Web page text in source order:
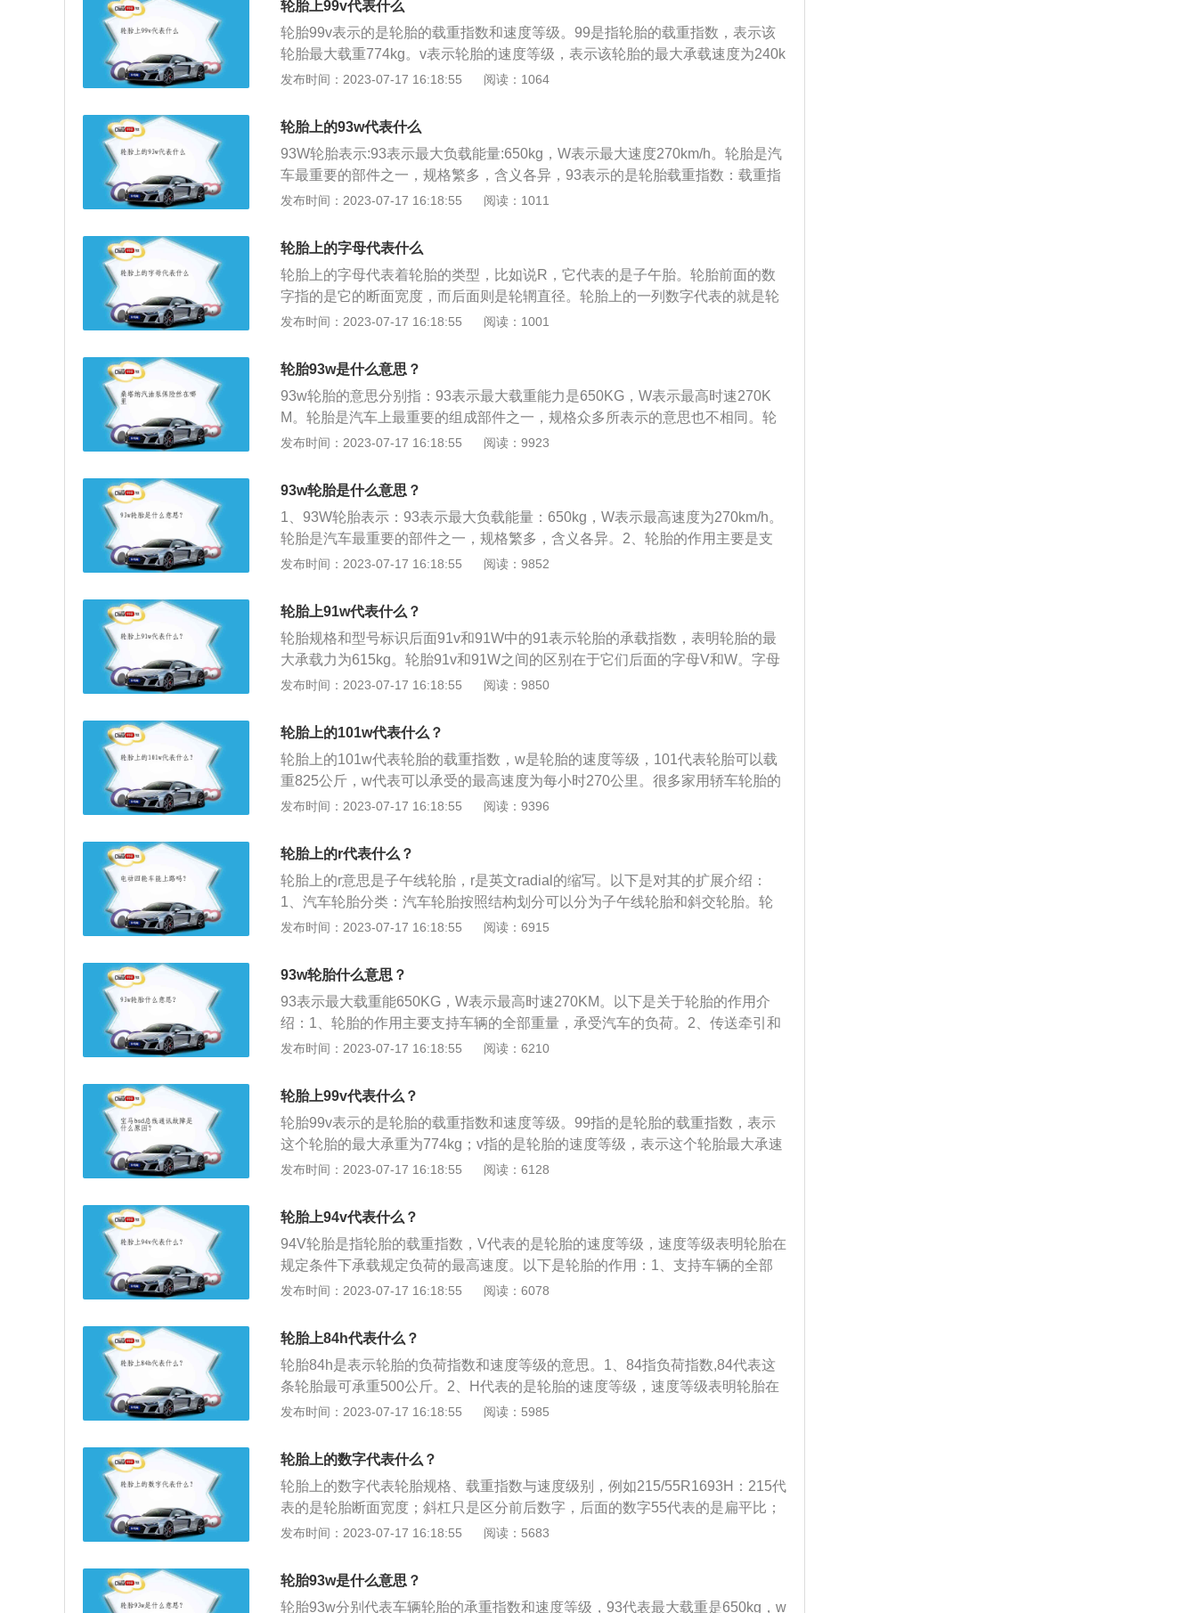
例如生产日期、轮胎规格型号、花纹类型、推荐胎压等。例如205/55r16，这组数
字代表轮胎宽度为205毫米，扁平比为55，可以装在16英寸的轮圈上。轮胎上的v
跟w有什么区别？在轮胎上标记的v和w是轮胎的认证速度级别，这是代表轮胎可
允许的最高车速。w代表的是最高速度为270KM\u002Fh，v代表的是最高速度为
00KM\u002Fh。
轮胎上99v代表什么
轮胎99v表示的是轮胎的载重指数和速度等级。99是指轮胎的载重指数，表示该
轮胎最大载重774kg。v表示轮胎的速度等级，表示该轮胎的最大承载速度为240k
m/h。轮胎上还有类似235/55r17的标识，分别代表着轮胎的宽度、胎壁的厚度、
胎断面的扁平比是百分之55，R代表着轮胎类型为子午线轮胎，17代表着适用于
17寸的轮毂。轮胎是在各种车辆或机械上装配的接地滚动的圆环形弹性橡胶制
品，安装在金属轮辋上能支撑车身，缓冲外界冲击，实现与路面的接触并保证车
辆的行驶性能。
发布时间：2023-07-17 16:18:55 阅读：1064
轮胎上的93w代表什么
93W轮胎表示:93表示最大负载能量:650kg，W表示最大速度270km/h。轮胎是汽
车最重要的部件之一，规格繁多，含义各异，93表示的是轮胎载重指数：载重指
数是一个对应于最大载重量的数字，表明轮胎在正常充气情况下能够承受的最大
扭力，保证车轮与路面的附着力；减轻和吸收汽车在行驶时的震动和冲击力，防
止汽车零部件受到剧烈震动和早期损坏，适应车辆的高速性能并降低行驶时的噪
音，保证行驶的安全性、操纵稳定性、舒适性和节能经济性。轮胎按车种分类大
概可分为6种，即：PC——轿车轮胎；LT——轻型载货汽车轮胎；TB——载货汽
车及大客车胎；AG——农用车轮胎；OTR——工程车轮胎；ID——工业用车轮
轮胎胎壁高度和轮胎断面宽度的比例；R是英文Radial的缩写，表示轮胎为辐射
层结构；15是轮辋的外径，单位是英寸。
发布时间：2023-07-17 16:18:55 阅读：1011
轮胎上的字母代表什么
轮胎上的字母代表着轮胎的类型，比如说R，它代表的是子午胎。轮胎前面的数
字指的是它的断面宽度，而后面则是轮辋直径。轮胎上的一列数字代表的就是轮
胎的速度等级了，看这个数字就可以清楚的知道车子被允许行驶的最快速度是多
子的载重指数，其中前一个数字就是车子的载重指数，后一位数则代表车子能够
承受的最大重量。也可以在轮胎的侧面看出汽车的轮胎负荷指数和气压，并以此
数据来控制胎压。每一个轮胎还有其单条轮胎的最大承重质量，以及冷却状态下
的最大压力值（轮胎充气时不能超过这个胎压极限）。以上就是有关轮胎上的字
母代表标识，所以在购买轮胎时也可以看看轮胎上的标识，有助于选购。
发布时间：2023-07-17 16:18:55 阅读：1001
轮胎93w是什么意思？
93w轮胎的意思分别指：93表示最大载重能力是650KG，W表示最高时速270K
M。轮胎是汽车上最重要的组成部件之一，规格众多所表示的意思也不相同。轮
胎型号标记：例如215/70R15，215表示轮胎断面宽度；70是扁平比，即轮胎胎
构；15是轮辋的外径，单位是英寸。轮胎的作用主要支持车辆的全部重量，承受
汽车的负荷；传送牵引和制动的扭力，保证车轮与路面的附着力；减轻和吸收汽
车在行驶时的震动和冲击力，防止汽车零部件受到剧烈震动和早期损坏，适应车
辆的高速性能并降低行驶时的噪音，保证行驶的安全性、操纵稳定性、舒适性和
节能经济性。
发布时间：2023-07-17 16:18:55 阅读：9923
93w轮胎是什么意思？
1、93W轮胎表示：93表示最大负载能量：650kg，W表示最高速度为270km/h。
轮胎是汽车最重要的部件之一，规格繁多，含义各异。2、轮胎的作用主要是支
撑车辆的整体重量，承受车辆的载荷；传递牵引和制动力矩，保证车轮与路面的
动和早期损坏，适应车辆的高速性能，降低行驶过程中的噪音，确保行车安全
性、操纵稳定性、舒适性和节能经济性。
发布时间：2023-07-17 16:18:55 阅读：9852
轮胎上91w代表什么？
轮胎规格和型号标识后面91v和91W中的91表示轮胎的承载指数，表明轮胎的最
大承载力为615kg。轮胎91v和91W之间的区别在于它们后面的字母V和W。字母
表示轮胎的速度等级。V表示轮胎能承载的最大速度为240km/h，W表示轮胎能承
70km/h的轮胎。轮胎是汽车的重要组成部分，轮胎的规格型号很多。不同规格型
号的轮胎适用于不同的型号。规格和型号标识通常位于轮胎侧面，带有一系列字
母数字标识，对应于轮胎的胎面宽度、扁平率、类型、轮毂尺寸、负载指数和速
度等级。例如：225/45r1791W。
发布时间：2023-07-17 16:18:55 阅读：9850
轮胎上的101w代表什么？
轮胎上的101w代表轮胎的载重指数，w是轮胎的速度等级，101代表轮胎可以载
重825公斤，w代表可以承受的最高速度为每小时270公里。很多家用轿车轮胎的
侧面都写着91v，91与上面的101都是载重指数，与上面的w一样都是速度等级。
用轿车使用的轮胎大多数都是91v的，轮胎侧面标注了非常多的信息，例如生产
日期、轮胎规格型号、花纹类型、推荐胎压等。例如205/55r16，这组数字代表轮
胎宽度为205毫米，扁平比为55，可以装在16英寸的轮圈上。
发布时间：2023-07-17 16:18:55 阅读：9396
轮胎上的r代表什么？
轮胎上的r意思是子午线轮胎，r是英文radial的缩写。以下是对其的扩展介绍：
1、汽车轮胎分类：汽车轮胎按照结构划分可以分为子午线轮胎和斜交轮胎。轮
胎规格中的R(radialtire)就代表的轮胎的种类是子午线轮胎，而斜交轮胎(biastire)
是相互平行呈径向排列，与胎冠中心线周向成90°夹角。而斜交轮胎是指胎体帘线
各层间排列彼此交叉呈网状，并与胎冠中心线周向形成35~45°的角度。3、子午
线轮胎的优点：子午线轮胎接地面积大，附着性能好，胎面滑移小，滚动阻力
小，使用寿命长。胎冠较厚且有坚硬的带束层，不易刺穿；行驶时变形小，可降
低油耗3%～8%。因为帘布层数少，胎侧薄，所以其径向弹性大，缓冲性能好，
发布时间：2023-07-17 16:18:55 阅读：6915
93w轮胎什么意思？
93表示最大载重能650KG，W表示最高时速270KM。以下是关于轮胎的作用介
绍：1、轮胎的作用主要支持车辆的全部重量，承受汽车的负荷。2、传送牵引和
制动的扭力，保证车轮与路面的附着力。3、减轻和吸收汽车在行驶时的震动和
行驶时的噪音，保证行驶的安全性、操纵稳定性、舒适性和节能经济性。
发布时间：2023-07-17 16:18:55 阅读：6210
轮胎上99v代表什么？
轮胎99v表示的是轮胎的载重指数和速度等级。99指的是轮胎的载重指数，表示
这个轮胎的最大承重为774kg；v指的是轮胎的速度等级，表示这个轮胎最大承速
为240km/h。以下是轮胎的相关注意事项：1、下雨时请将轮胎搬到室内以免轮胎
的地方。3、请不要放在可以导致轮胎伤痕或变形的地方。4、请不要放置在发电
机、电池等旁边。5、长时间拆掉轮胎保管时，请注意轮胎内部渗出化学品而会
弄脏地面。
发布时间：2023-07-17 16:18:55 阅读：6128
轮胎上94v代表什么？
94V轮胎是指轮胎的载重指数，V代表的是轮胎的速度等级，速度等级表明轮胎在
规定条件下承载规定负荷的最高速度。以下是轮胎的作用：1、支持车辆的全部
重量，承受汽车的负荷，并传递其他方向的力和力矩；2、传送牵引和制动的扭
性；与汽车悬架共同缓和汽车行驶时所受到的冲击，并衰减由此而产生的振动；
3、防止汽车零部件受到剧烈震动和早期损坏，适应车辆的高速性能并降低行驶
时的噪音，保证行驶的安全性、操纵稳定性、舒适性和节能经济性。
发布时间：2023-07-17 16:18:55 阅读：6078
轮胎上84h代表什么？
轮胎84h是表示轮胎的负荷指数和速度等级的意思。1、84指负荷指数,84代表这
条轮胎最可承重500公斤。2、H代表的是轮胎的速度等级，速度等级表明轮胎在
规定条件下承载规定负荷的最高速度，H的最高速度为210千米每时。扩展内容：
前一个数字表示轮胎断面宽度，后一个数字表示轮辋直径，均以英寸为单位。中
间的字母或符号有特殊含义：“X”表示高压胎；“R”、“Z”表示子午胎；“一”表示低
压胎。
发布时间：2023-07-17 16:18:55 阅读：5985
轮胎上的数字代表什么？
轮胎上的数字代表轮胎规格、载重指数与速度级别，例如215/55R1693H：215代
表的是轮胎断面宽度；斜杠只是区分前后数字，后面的数字55代表的是扁平比；
字母R代表子午线轮胎，如果没有R可能是斜交轮胎；字母后面的16代表的是轮
或机械上装配的接地滚动的圆环形弹性橡胶制品，其通常安装在金属轮辋上，能
支撑车身、缓冲外界冲击、实现与路面的接触并保证车辆的行驶性能。
发布时间：2023-07-17 16:18:55 阅读：5683
轮胎93w是什么意思？
轮胎93w分别代表车辆轮胎的承重指数和速度等级，93代表最大载重是650kg，w